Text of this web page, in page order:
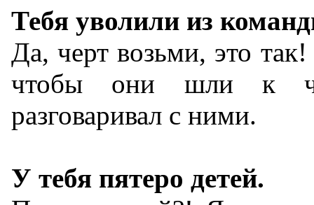
Тебя уволили из
Да, черт возьми, это
чтобы они шли к
разговаривал с ними.
У тебя пятеро детей.